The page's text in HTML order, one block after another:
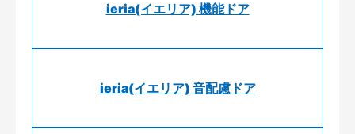
ieria(イエリア) 機能ドア
ieria(イエリア) 音配慮ドア